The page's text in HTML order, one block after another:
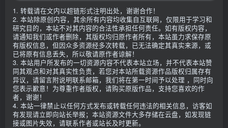
1. 转载请在文内以超链形式注明出处，谢谢合作！
2. 本站除原创内容，其余所有内容均收集自互联网，仅限用于学习和
研究目的，本站不对其内容的合法性承担任何责任。如有版权内容，
请通知我们或作者删除，其版权均归原作者所有，本站虽力求保存原
有版权信息，但因众多资源经多次转载，已无法确定其真实来源，或
已将原有信息丢失，所以敬请原作者谅解！
3. 本站用户所发布的一切资源内容不代表本站立场，并不代表本站赞
同其观点和对其真实性负责，若您对本站所载资源作品版权归属存有
异议，请留言附说明联系邮箱，我们将在第一时间予以处理 ，同时向
您表示歉意！为尊重作者版权，请购买原版作品，支持您喜欢的作
者，谢谢！
4. 本站一律禁止以任何方式发布或转载任何违法的相关信息，访客如
有发现请立即向站长举报；本站资源文件大多存储在云盘，如发现链
接或图片失效，请联系作者或站长及时更新。